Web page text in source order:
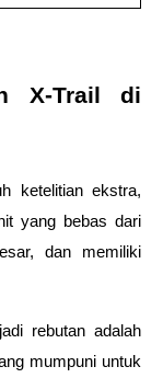
X-Trail di
ketelitian ekstra,
dan memiliki
rebutan adalah
mumpuni untuk